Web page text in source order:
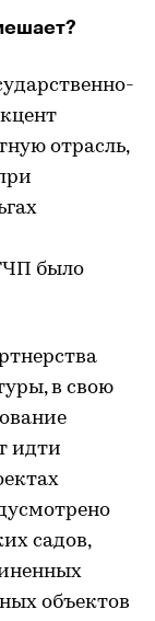
отрасль,
было
в свою
идти
садов,
объектов